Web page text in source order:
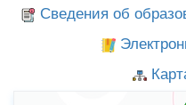
Сведения об